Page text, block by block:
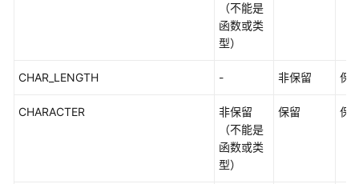
发
（不能是
函数或类
型）
CHAR_LENGTH - 非保留 保
CHARACTER
非保留
（不能是
函数或类
型）
保留 保